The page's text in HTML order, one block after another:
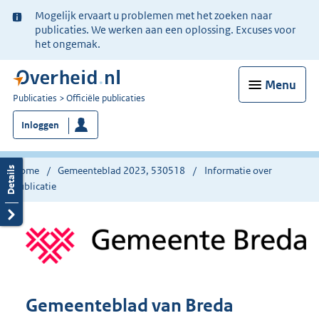
Ter
informatie:
Mogelijk ervaart u problemen met het zoeken naar
publicaties. We werken aan een oplossing. Excuses voor
het ongemak.
Menu
U
bent
nu
hier:
Publicaties Officiële publicaties
Inloggen
Home Gemeenteblad 2023, 530518
Informatie over
publicatie
Gemeenteblad van Breda